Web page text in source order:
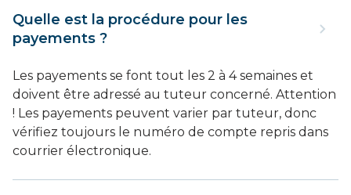
Quelle est la procédure pour les
payements ?
Les payements se font tout les 2 à 4 semaines et
doivent être adressé au tuteur concerné. Attention
! Les payements peuvent varier par tuteur, donc
vérifiez toujours le numéro de compte repris dans
courrier électronique.